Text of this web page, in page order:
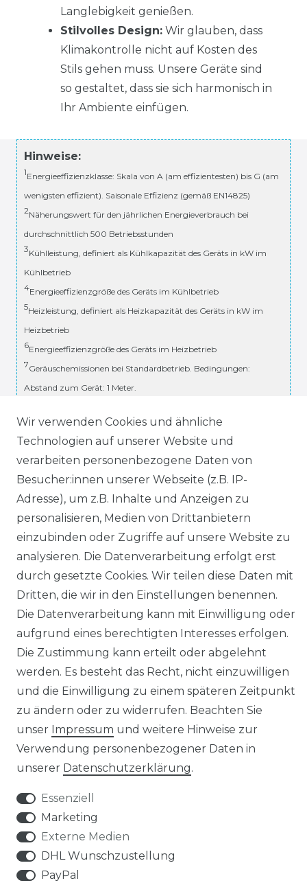
Langlebigkeit genießen.
Stilvolles Design: Wir glauben, dass
Klimakontrolle nicht auf Kosten des
Stils gehen muss. Unsere Geräte sind
so gestaltet, dass sie sich harmonisch in
Ihr Ambiente einfügen.
Hinweise:
1Energieeffizienzklasse: Skala von A (am effizientesten) bis G (am
wenigsten effizient). Saisonale Effizienz (gemäß EN14825)
2Näherungswert für den jährlichen Energieverbrauch bei
durchschnittlich 500 Betriebsstunden
3Kühlleistung, definiert als Kühlkapazität des Geräts in kW im
Kühlbetrieb
4Energieeffizienzgröße des Geräts im Kühlbetrieb
5Heizleistung, definiert als Heizkapazität des Geräts in kW im
Heizbetrieb
6Energieeffizienzgröße des Geräts im Heizbetrieb
7Geräuschemissionen bei Standardbetrieb. Bedingungen:
Abstand zum Gerät: 1 Meter.
Technische Änderungen und Irrtümer vorbehalten.
* inkl. ges. MwSt. zzgl.
RECHTLICHES
AGB
IMPRESSUM
DATENSCHUTZERKLÄRUNG
BARRIEREFREIHEITSERKLÄRUNG
ONLINE-KAUFBERATER
MONTAGESERVICE
Wir verwenden Cookies und ähnliche
Technologien auf unserer Website und
verarbeiten personenbezogene Daten von
Besucher:innen unserer Webseite (z.B. IP-
Adresse), um z.B. Inhalte und Anzeigen zu
personalisieren, Medien von Drittanbietern
einzubinden oder Zugriffe auf unsere Website zu
analysieren. Die Datenverarbeitung erfolgt erst
durch gesetzte Cookies. Wir teilen diese Daten mit
Dritten, die wir in den Einstellungen benennen.
Die Datenverarbeitung kann mit Einwilligung oder
aufgrund eines berechtigten Interesses erfolgen.
Die Zustimmung kann erteilt oder abgelehnt
werden. Es besteht das Recht, nicht einzuwilligen
und die Einwilligung zu einem späteren Zeitpunkt
zu ändern oder zu widerrufen. Beachten Sie
unser Impressum und weitere Hinweise zur
Verwendung personenbezogener Daten in
unserer Daten­schutz­erklärung.
Essenziell
Marketing
Externe Medien
DHL Wunschzustellung
PayPal